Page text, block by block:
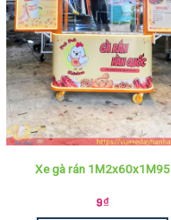
Xe gà rán 1M2x60x1M95
9₫